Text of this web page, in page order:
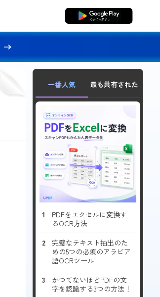
無料ダウンロード
一番人気 最も共有された
PDFをエクセルに変換す
るOCR方法
完璧なテキスト抽出のた
めの5つの必須のアラビア
語OCRツール
かつてないほどPDFの文
字を認識する3つの方法！